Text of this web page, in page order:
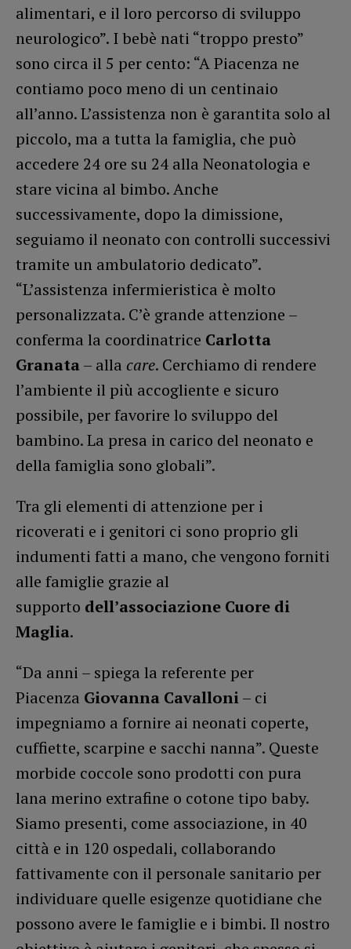
alimentari, e il loro percorso di sviluppo
neurologico”. I bebè nati “troppo presto”
sono circa il 5 per cento: “A Piacenza ne
contiamo poco meno di un centinaio
all’anno. L’assistenza non è garantita solo al
piccolo, ma a tutta la famiglia, che può
accedere 24 ore su 24 alla Neonatologia e
stare vicina al bimbo. Anche
successivamente, dopo la dimissione,
seguiamo il neonato con controlli successivi
tramite un ambulatorio dedicato”.
“L’assistenza infermieristica è molto
personalizzata. C’è grande attenzione –
conferma la coordinatrice Carlotta
Granata– alla care. Cerchiamo di rendere
l’ambiente il più accogliente e sicuro
possibile, per favorire lo sviluppo del
bambino. La presa in carico del neonato e
della famiglia sono globali”.
Tra gli elementi di attenzione per i
ricoverati e i genitori ci sono proprio gli
indumenti fatti a mano, che vengono forniti
alle famiglie grazie al
supporto dell’associazione Cuore di
Maglia.
“Da anni – spiega la referente per
Piacenza Giovanna Cavalloni– ci
impegniamo a fornire ai neonati coperte,
cuffiette, scarpine e sacchi nanna”. Queste
morbide coccole sono prodotti con pura
lana merino extrafine o cotone tipo baby.
Siamo presenti, come associazione, in 40
città e in 120 ospedali, collaborando
fattivamente con il personale sanitario per
individuare quelle esigenze quotidiane che
possono avere le famiglie e i bimbi. Il nostro